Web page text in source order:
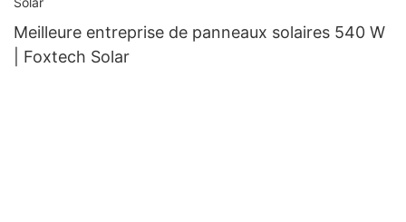
Meilleure entreprise de panneaux solaires 540 W
| Foxtech Solar